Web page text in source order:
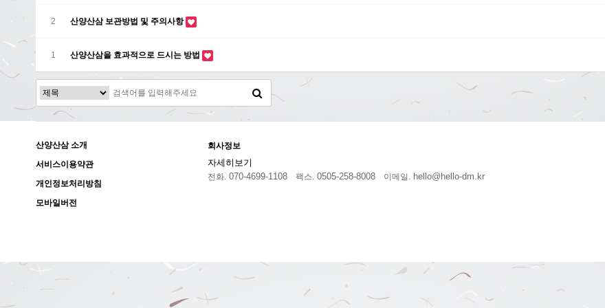
2 산양산삼 보관방법 및 주의사항
1 산양산삼을 효과적으로 드시는 방법
산양산삼 소개
서비스이용약관
개인정보처리방침
모바일버전
회사정보
자세히보기
전화. 070-4699-1108 팩스. 0505-258-8008 이메일. hello@hello-dm.kr